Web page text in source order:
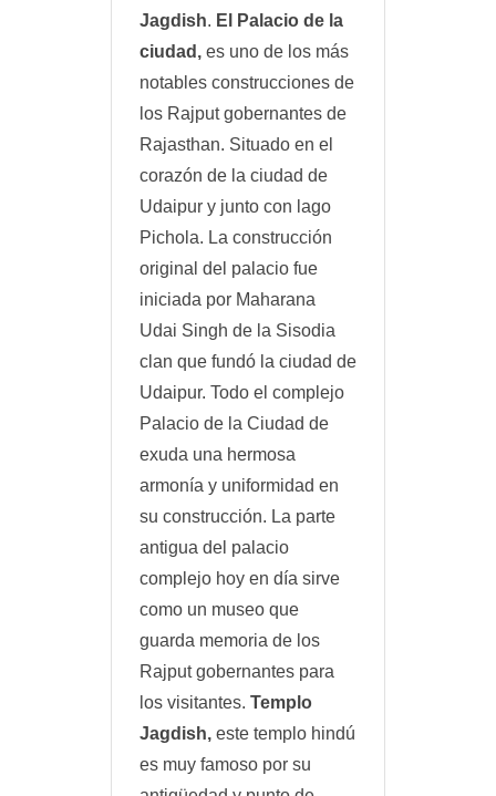
Jagdish. El Palacio de la
ciudad, es uno de los más
notables construcciones de
los Rajput gobernantes de
Rajasthan. Situado en el
corazón de la ciudad de
Udaipur y junto con lago
Pichola. La construcción
original del palacio fue
iniciada por Maharana
Udai Singh de la Sisodia
clan que fundó la ciudad de
Udaipur. Todo el complejo
Palacio de la Ciudad de
exuda una hermosa
armonía y uniformidad en
su construcción. La parte
antigua del palacio
complejo hoy en día sirve
como un museo que
guarda memoria de los
Rajput gobernantes para
los visitantes. Templo
Jagdish, este templo hindú
es muy famoso por su